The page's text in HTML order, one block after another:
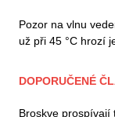
Pozor na vlnu
už při 45 °C hrozí
DOPORUČENÉ
Broskve prospívají